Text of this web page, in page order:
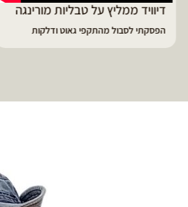
מוריה ממליצה
פיתרון מעולה לאמהות ולחיזוק הגוף